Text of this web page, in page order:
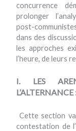
concurrence
prolonger
post-
dans des
les approches
l’heure, de leurs
I. LES
Cette section
contestation de